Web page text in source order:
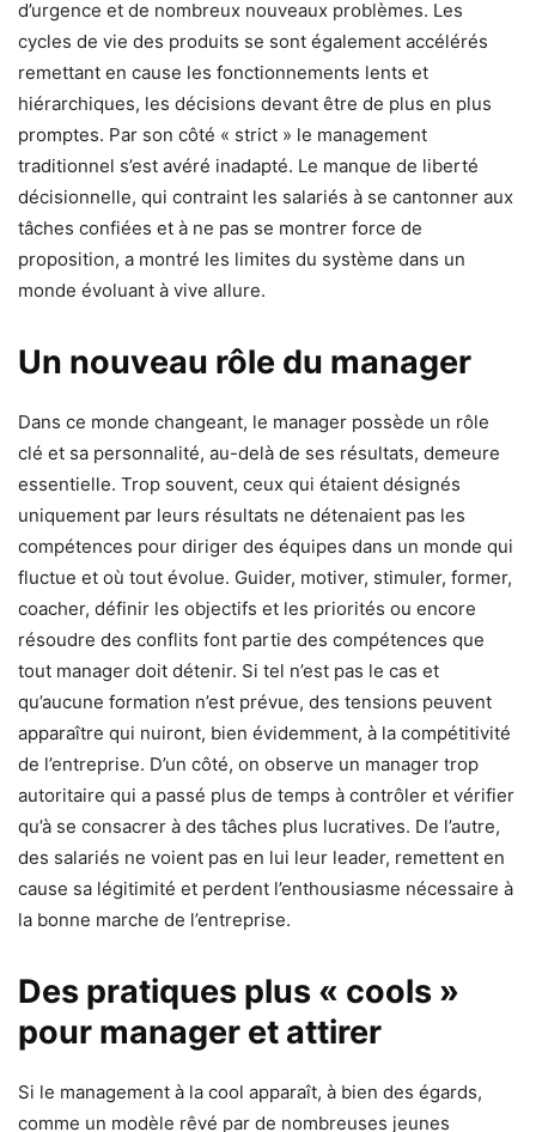
d’urgence et de nombreux nouveaux problèmes. Les
cycles de vie des produits se sont également accélérés
remettant en cause les fonctionnements lents et
hiérarchiques, les décisions devant être de plus en plus
promptes. Par son côté « strict » le management
traditionnel s’est avéré inadapté. Le manque de liberté
décisionnelle, qui contraint les salariés à se cantonner aux
tâches confiées et à ne pas se montrer force de
proposition, a montré les limites du système dans un
monde évoluant à vive allure.
Un nouveau rôle du manager
Dans ce monde changeant, le manager possède un rôle
clé et sa personnalité, au-delà de ses résultats, demeure
essentielle. Trop souvent, ceux qui étaient désignés
uniquement par leurs résultats ne détenaient pas les
compétences pour diriger des équipes dans un monde qui
fluctue et où tout évolue. Guider, motiver, stimuler, former,
coacher, définir les objectifs et les priorités ou encore
résoudre des conflits font partie des compétences que
tout manager doit détenir. Si tel n’est pas le cas et
qu’aucune formation n’est prévue, des tensions peuvent
apparaître qui nuiront, bien évidemment, à la compétitivité
de l’entreprise. D’un côté, on observe un manager trop
autoritaire qui a passé plus de temps à contrôler et vérifier
qu’à se consacrer à des tâches plus lucratives. De l’autre,
des salariés ne voient pas en lui leur leader, remettent en
cause sa légitimité et perdent l’enthousiasme nécessaire à
la bonne marche de l’entreprise.
Des pratiques plus « cools »
pour manager et attirer
Si le management à la cool apparaît, à bien des égards,
comme un modèle rêvé par de nombreuses jeunes